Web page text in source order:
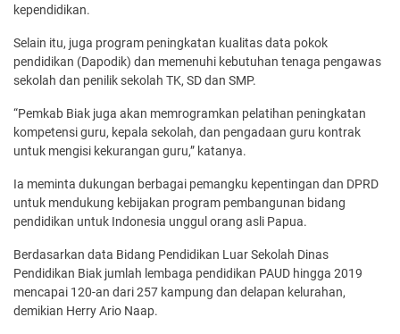
kependidikan.
Selain itu, juga program peningkatan kualitas data pokok
pendidikan (Dapodik) dan memenuhi kebutuhan tenaga pengawas
sekolah dan penilik sekolah TK, SD dan SMP.
“Pemkab Biak juga akan memrogramkan pelatihan peningkatan
kompetensi guru, kepala sekolah, dan pengadaan guru kontrak
untuk mengisi kekurangan guru,” katanya.
Ia meminta dukungan berbagai pemangku kepentingan dan DPRD
untuk mendukung kebijakan program pembangunan bidang
pendidikan untuk Indonesia unggul orang asli Papua.
Berdasarkan data Bidang Pendidikan Luar Sekolah Dinas
Pendidikan Biak jumlah lembaga pendidikan PAUD hingga 2019
mencapai 120-an dari 257 kampung dan delapan kelurahan,
demikian Herry Ario Naap.